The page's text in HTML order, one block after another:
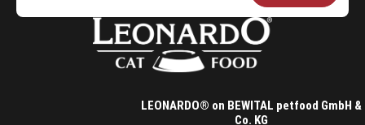
LEONARDO® on BEWITAL petfood GmbH &
Co. KG